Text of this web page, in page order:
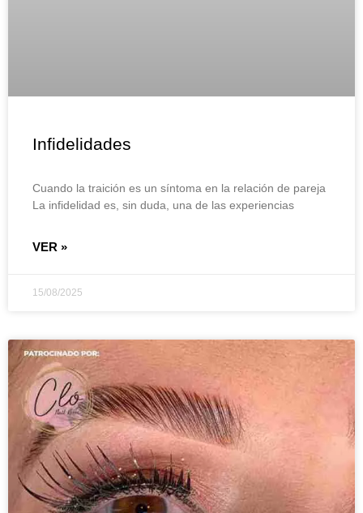
Infidelidades
Cuando la traición es un síntoma en la relación de pareja
La infidelidad es, sin duda, una de las experiencias
VER »
15/08/2025